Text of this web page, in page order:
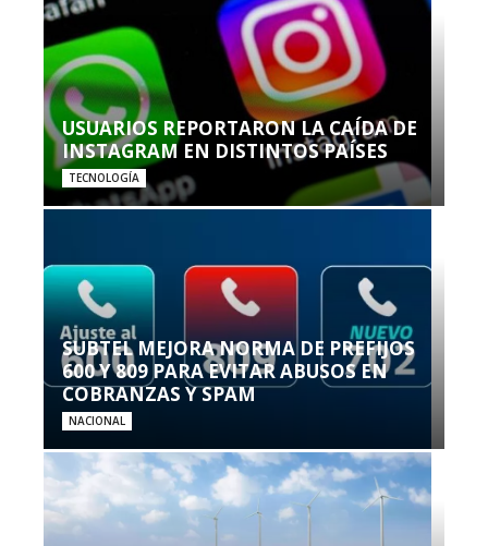
USUARIOS REPORTARON LA CAÍDA DE
INSTAGRAM EN DISTINTOS PAÍSES
TECNOLOGÍA
SUBTEL MEJORA NORMA DE PREFIJOS
600 Y 809 PARA EVITAR ABUSOS EN
COBRANZAS Y SPAM
NACIONAL